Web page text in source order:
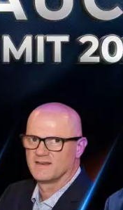
บี้ยนโยบาย 0.25%
ยนโยบาย 0.50%
บี้ยนโยบาย 0.75%
เบี้ยนโยบาย 0.75%
บี้ยนโยบาย 0.75%
ยนโยบาย 0.50%